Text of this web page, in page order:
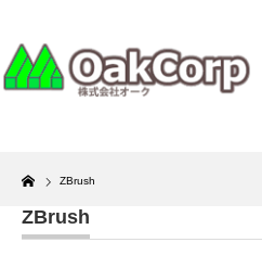
Home
ZBrush
ZBrush